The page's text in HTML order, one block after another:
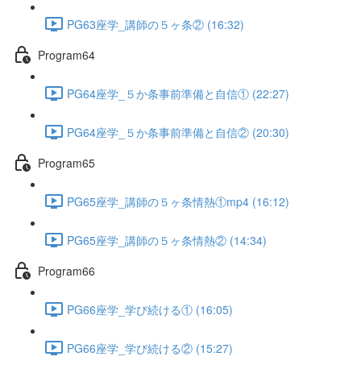
PG63座学_講師の５ヶ条② (16:32)
Program64
PG64座学_５か条事前準備と自信① (22:27)
PG64座学_５か条事前準備と自信② (20:30)
Program65
PG65座学_講師の５ヶ条情熱①mp4 (16:12)
PG65座学_講師の５ヶ条情熱② (14:34)
Program66
PG66座学_学び続ける① (16:05)
PG66座学_学び続ける② (15:27)